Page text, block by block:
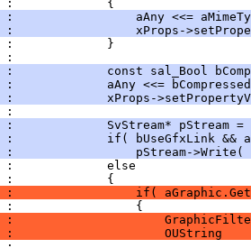
:                 aAny <<=
:                 xProps-
:             const sal_Bool
:             aAny <<=
:             xProps-
:             SvStream* pStream
:             if( bUseGfxLink &&
:                 pStream-
:                 if(
:
:                     OUString